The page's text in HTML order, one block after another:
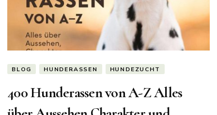
BLOG HUNDERASSEN HUNDEZUCHT
400 Hunderassen von A-Z Alles